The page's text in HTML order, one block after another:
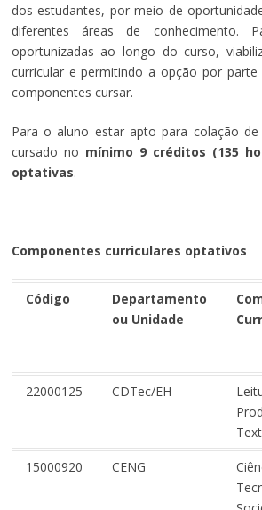
dos estudantes, por meio de
diferentes áreas de conhecimento.
oportunizadas ao longo do curso,
curricular e permitindo a opção por
componentes cursar.
Para o aluno estar apto para colação
cursado no mínimo 9 créditos (135
optativas.
Componentes curriculares optativos
Código
Departamento
ou Unidade
22000125 CDTec/EH
15000920 CENG